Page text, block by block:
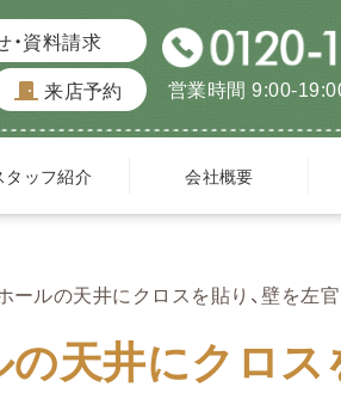
・資料請求
来店予約 営業時間 9:00-19:00
タッフ紹介 会社概要
ールの天井にクロスを貼り、壁を左官
天井にクロス